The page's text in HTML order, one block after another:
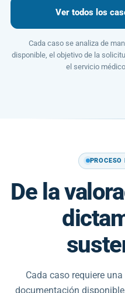
Ver todos los
Cada caso se analiza de
disponible, el objetivo de la
el servicio
De la
Cada caso requiere
documentación